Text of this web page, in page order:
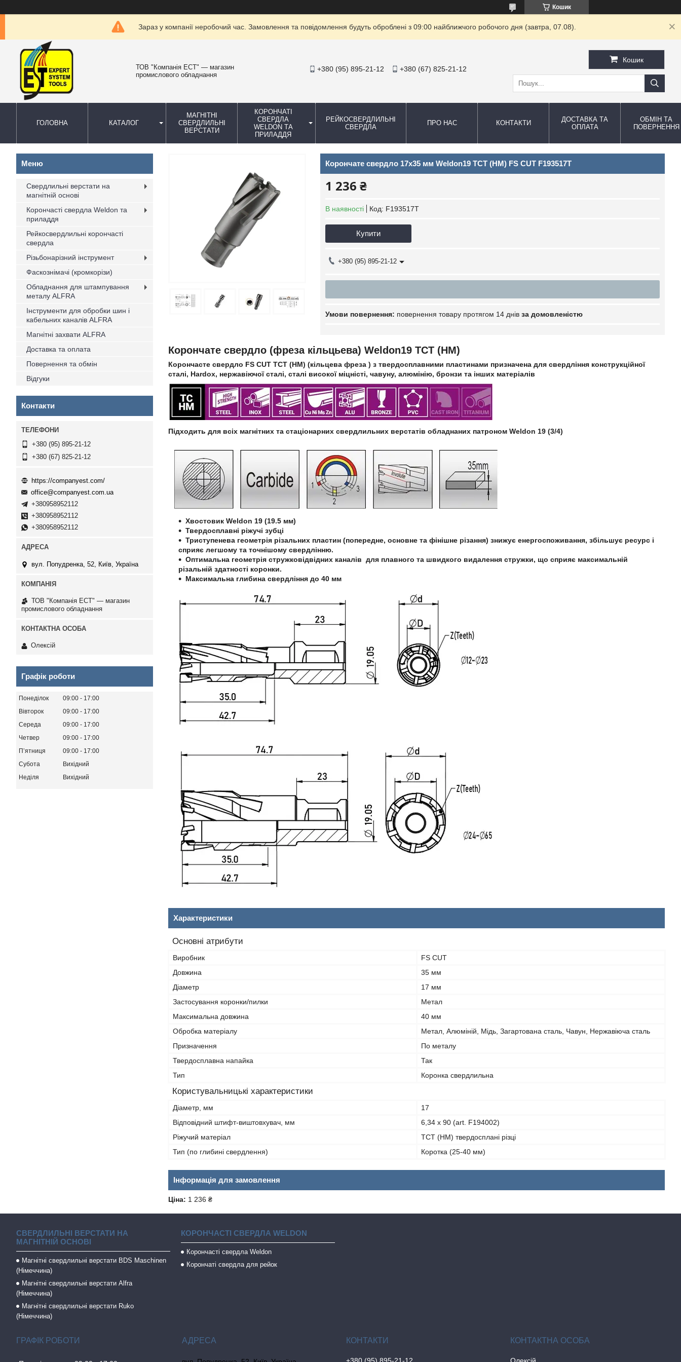
Кошик
Зараз у компанії неробочий час. Замовлення та повідомлення будуть оброблені з 09:00 найближчого робочого дня (завтра, 07.08).
ТОВ "Компанія ЕСТ" — магазин
промислового обладнання
+380 (95) 895-21-12 +380 (67) 825-21-12
Кошик
ГОЛОВНА КАТАЛОГ
МАГНІТНІ
СВЕРДЛИЛЬНІ
ВЕРСТАТИ
КОРОНЧАТІ
СВЕРДЛА
WELDON ТА
ПРИЛАДДЯ
РЕЙКОСВЕРДЛИЛЬНІ
СВЕРДЛА
ПРО НАС КОНТАКТИ
ДОСТАВКА ТА
ОПЛАТА
ОБМІН ТА
ПОВЕРНЕННЯ
Корончате свердло 17x35 мм Weldon19 TCT (НМ) FS CUT F193517T
1 236 ₴
В наявності Код: F193517T
Купити
+380 (95) 895-21-12
повернення товару протягом 14 днів за домовленістю
Корончате свердло (фреза кільцьева) Weldon19 TCT (HM)
Корончасте свердло FS CUT TCT (HM) (кільцева фреза ) з твердосплавними пластинами призначена для свердління конструкційної
сталі, Hardox, нержавіючої сталі, сталі високої міцністі, чавуну, алюмінію, бронзи та інших матеріалів
Підходить для всіх магнітних та стаціонарних свердлильних верстатів обладнаних патроном Weldon 19 (3/4)
Хвостовик Weldon 19 (19.5 мм)
Твердосплавні ріжучі зубці
Триступенева геометрія різальних пластин (попередне, основне та фінішне різання) знижує енергоспоживання, збільшує ресурс і
сприяє легшому та точнішому свердлінню.
Оптимальна геометрія стружковідвідних каналів для плавного та швидкого видалення стружки, що сприяє максимальній
різальній здатності коронки.
Максимальна глибина свердління до 40 мм
Характеристики
Основні атрибути
Виробник
FS CUT
Довжина
35 мм
Діаметр
17 мм
Застосування коронки/пилки
Метал
Максимальна довжина
40 мм
Обробка матеріалу
Метал, Алюміній, Мідь, Загартована сталь, Чавун, Нержавіюча сталь
Призначення
По металу
Твердосплавна напайка
Так
Тип
Коронка свердлильна
Користувальницькі характеристики
Діаметр, мм
17
Відповідний штифт-виштовхувач, мм
6,34 x 90 (art. F194002)
Ріжучий матеріал
TCT (HM) твердосплані різці
Тип (по глибині свердлення)
Коротка (25-40 мм)
Інформація для замовлення
Ціна: 1 236 ₴
Свердлильні верстати на
магнітній основі
Корончасті свердла Weldon та
приладдя
Рейкосвердлильні корончасті
свердла
Різьбонарізний інструмент
Фаскознімачі (кромкорізи)
Обладнання для штампування
металу ALFRA
Інструменти для обробки шин і
кабельних каналів ALFRA
Магнітні захвати ALFRA
Доставка та оплата
Повернення та обмін
Відгуки
Контакти
+380 (95) 895-21-12
+380 (67) 825-21-12
https://companyest.com/
office@companyest.com.ua
+380958952112
+380958952112
+380958952112
вул. Попудренка, 52, Київ, Україна
ТОВ "Компанія ЕСТ" — магазин
промислового обладнання
Олексій
Графік роботи
Понеділок 09:00
17:00
Вівторок
09:00
17:00
Середа
09:00
17:00
Четвер
09:00
17:00
Пʼятниця
09:00
17:00
Субота
Вихідний
Неділя
Вихідний
СВЕРДЛИЛЬНІ ВЕРСТАТИ НА
МАГНІТНІЙ ОСНОВІ
Магнітні свердлильні верстати BDS Maschinen
(Німеччина)
Магнітні свердлильні верстати Alfra
(Німеччина)
Магнітні свердлильні верстати Ruko
(Німеччина)
КОРОНЧАСТІ СВЕРДЛА WELDON
Корончасті свердла Weldon
Корончаті свердла для рейок
ГРАФІК РОБОТИ